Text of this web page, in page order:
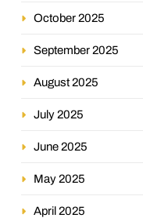
October 2025
September 2025
August 2025
July 2025
June 2025
May 2025
April 2025